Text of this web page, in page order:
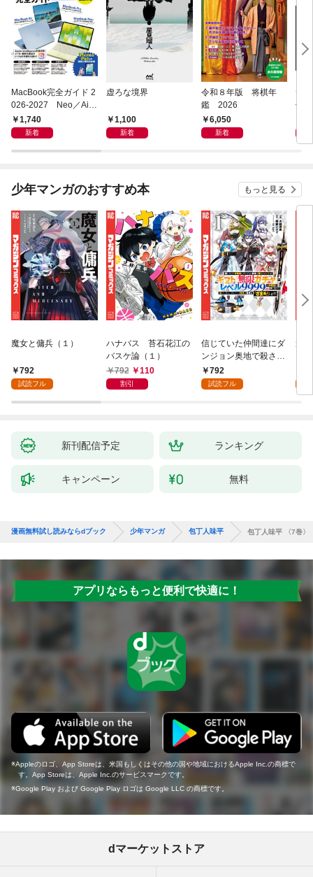
MacBook完全ガイド 2
026-2027 Neo／Air
／Pro対応
1,740
新着
虚ろな境界
1,100
新着
令和８年版 将棋年
鑑 2026
6,050
新着
つ
像
少年マンガのおすすめ本 もっと見る
魔女と傭兵（１）
792
試読フル
ハナバス 苔石花江の
バスケ論（１）
792
110
割引
信じていた仲間達にダ
ンジョン奥地で殺され
かけたがギフト『無限
ガチャ』でレベル９９
（１）
792
試読フル
追
強
～
新刊配信予定 ランキング
キャンペーン 無料
漫画無料試し読みならdブック 少年マンガ 包丁人味平 包丁人味平 〈7巻
アプリならもっと便利で快適に！
Appleのロゴ、App Storeは、米国もしくはその他の国や地域におけるApple Inc.の商標で
す。App Storeは、Apple Inc.のサービスマークです。
Google Play および Google Play ロゴは Google LLC の商標です。
dマーケットストア